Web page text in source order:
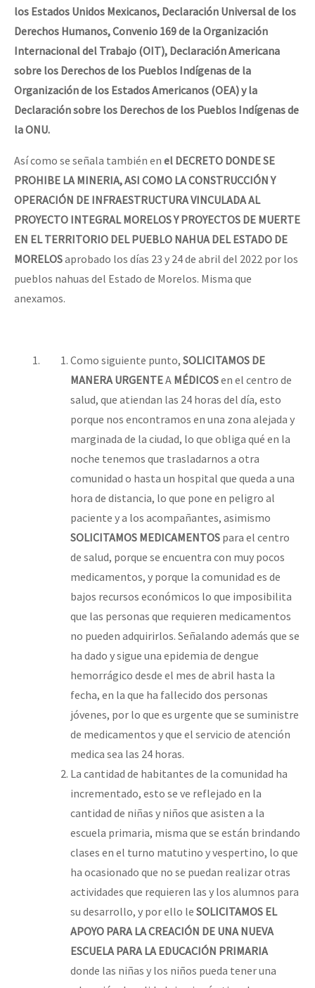
los Estados Unidos Mexicanos, Declaración Universal de los
Derechos Humanos, Convenio 169 de la Organización
Internacional del Trabajo (OIT), Declaración Americana
sobre los Derechos de los Pueblos Indígenas de la
Organización de los Estados Americanos (OEA) y la
Declaración sobre los Derechos de los Pueblos Indígenas de
la ONU.
Así como se señala también en el DECRETO DONDE SE
PROHIBE LA MINERIA, ASI COMO LA CONSTRUCCIÓN Y
OPERACIÓN DE INFRAESTRUCTURA VINCULADA AL
PROYECTO INTEGRAL MORELOS Y PROYECTOS DE MUERTE
EN EL TERRITORIO DEL PUEBLO NAHUA DEL ESTADO DE
MORELOSaprobado los días 23 y 24 de abril del 2022 por los
pueblos nahuas del Estado de Morelos. Misma que
anexamos.
Como siguiente punto, SOLICITAMOS DE
MANERA URGENTEA MÉDICOSen el centro de
salud, que atiendan las 24 horas del día, esto
porque nos encontramos en una zona alejada y
marginada de la ciudad, lo que obliga qué en la
noche tenemos que trasladarnos a otra
comunidad o hasta un hospital que queda a una
hora de distancia, lo que pone en peligro al
paciente y a los acompañantes, asimismo
SOLICITAMOS MEDICAMENTOS para el centro
de salud, porque se encuentra con muy pocos
medicamentos, y porque la comunidad es de
bajos recursos económicos lo que imposibilita
que las personas que requieren medicamentos
no pueden adquirirlos. Señalando además que se
ha dado y sigue una epidemia de dengue
hemorrágico desde el mes de abril hasta la
fecha, en la que ha fallecido dos personas
jóvenes, por lo que es urgente que se suministre
de medicamentos y que el servicio de atención
medica sea las 24 horas.
La cantidad de habitantes de la comunidad ha
incrementado, esto se ve reflejado en la
cantidad de niñas y niños que asisten a la
escuela primaria, misma que se están brindando
clases en el turno matutino y vespertino, lo que
ha ocasionado que no se puedan realizar otras
actividades que requieren las y los alumnos para
su desarrollo, y por ello le SOLICITAMOS EL
APOYO PARA LA CREACIÓN DE UNA NUEVA
ESCUELA PARA LA EDUCACIÓN PRIMARIA
donde las niñas y los niños pueda tener una